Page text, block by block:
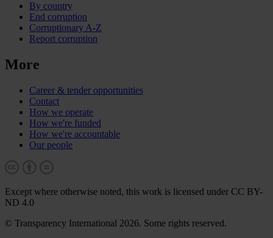
By country
End corruption
Corruptionary A-Z
Report corruption
More
Career & tender opportunities
Contact
How we operate
How we're funded
How we're accountable
Our people
Except where otherwise noted, this work is licensed under CC BY-
ND 4.0
© Transparency International 2026. Some rights reserved.